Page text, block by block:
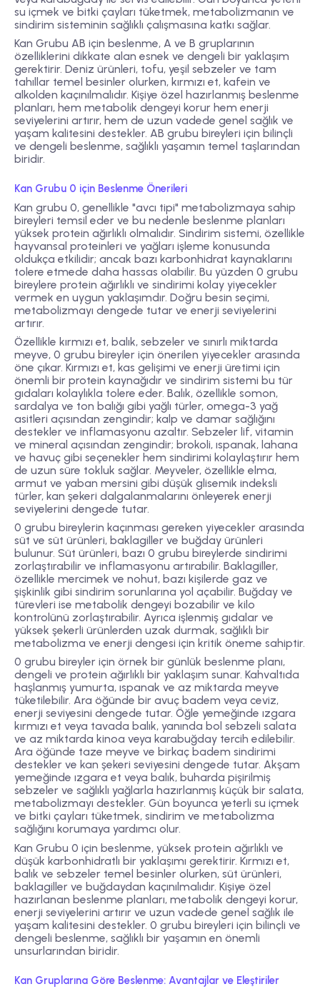
su içmek ve bitki çayları tüketmek, metabolizmanın ve
sindirim sisteminin sağlıklı çalışmasına katkı sağlar.
Kan Grubu AB için beslenme, A ve B gruplarının
özelliklerini dikkate alan esnek ve dengeli bir yaklaşım
gerektirir. Deniz ürünleri, tofu, yeşil sebzeler ve tam
tahıllar temel besinler olurken, kırmızı et, kafein ve
alkolden kaçınılmalıdır. Kişiye özel hazırlanmış beslenme
planları, hem metabolik dengeyi korur hem enerji
seviyelerini artırır, hem de uzun vadede genel sağlık ve
yaşam kalitesini destekler. AB grubu bireyleri için bilinçli
ve dengeli beslenme, sağlıklı yaşamın temel taşlarından
biridir.
Kan Grubu 0 için Beslenme Önerileri
Kan grubu 0, genellikle "avcı tipi" metabolizmaya sahip
bireyleri temsil eder ve bu nedenle beslenme planları
yüksek protein ağırlıklı olmalıdır. Sindirim sistemi, özellikle
hayvansal proteinleri ve yağları işleme konusunda
oldukça etkilidir; ancak bazı karbonhidrat kaynaklarını
tolere etmede daha hassas olabilir. Bu yüzden 0 grubu
bireylere protein ağırlıklı ve sindirimi kolay yiyecekler
vermek en uygun yaklaşımdır. Doğru besin seçimi,
metabolizmayı dengede tutar ve enerji seviyelerini
artırır.
Özellikle kırmızı et, balık, sebzeler ve sınırlı miktarda
meyve, 0 grubu bireyler için önerilen yiyecekler arasında
öne çıkar. Kırmızı et, kas gelişimi ve enerji üretimi için
önemli bir protein kaynağıdır ve sindirim sistemi bu tür
gıdaları kolaylıkla tolere eder. Balık, özellikle somon,
sardalya ve ton balığı gibi yağlı türler, omega-3 yağ
asitleri açısından zengindir; kalp ve damar sağlığını
destekler ve inflamasyonu azaltır. Sebzeler lif, vitamin
ve mineral açısından zengindir; brokoli, ıspanak, lahana
ve havuç gibi seçenekler hem sindirimi kolaylaştırır hem
de uzun süre tokluk sağlar. Meyveler, özellikle elma,
armut ve yaban mersini gibi düşük glisemik indeksli
türler, kan şekeri dalgalanmalarını önleyerek enerji
seviyelerini dengede tutar.
0 grubu bireylerin kaçınması gereken yiyecekler arasında
süt ve süt ürünleri, baklagiller ve buğday ürünleri
bulunur. Süt ürünleri, bazı 0 grubu bireylerde sindirimi
zorlaştırabilir ve inflamasyonu artırabilir. Baklagiller,
özellikle mercimek ve nohut, bazı kişilerde gaz ve
şişkinlik gibi sindirim sorunlarına yol açabilir. Buğday ve
türevleri ise metabolik dengeyi bozabilir ve kilo
kontrolünü zorlaştırabilir. Ayrıca işlenmiş gıdalar ve
yüksek şekerli ürünlerden uzak durmak, sağlıklı bir
metabolizma ve enerji dengesi için kritik öneme sahiptir.
0 grubu bireyler için örnek bir günlük beslenme planı,
dengeli ve protein ağırlıklı bir yaklaşım sunar. Kahvaltıda
haşlanmış yumurta, ıspanak ve az miktarda meyve
tüketilebilir. Ara öğünde bir avuç badem veya ceviz,
enerji seviyesini dengede tutar. Öğle yemeğinde ızgara
kırmızı et veya tavada balık, yanında bol sebzeli salata
ve az miktarda kinoa veya karabuğday tercih edilebilir.
Ara öğünde taze meyve ve birkaç badem sindirimi
destekler ve kan şekeri seviyesini dengede tutar. Akşam
yemeğinde ızgara et veya balık, buharda pişirilmiş
sebzeler ve sağlıklı yağlarla hazırlanmış küçük bir salata,
metabolizmayı destekler. Gün boyunca yeterli su içmek
ve bitki çayları tüketmek, sindirim ve metabolizma
sağlığını korumaya yardımcı olur.
Kan Grubu 0 için beslenme, yüksek protein ağırlıklı ve
düşük karbonhidratlı bir yaklaşımı gerektirir. Kırmızı et,
balık ve sebzeler temel besinler olurken, süt ürünleri,
baklagiller ve buğdaydan kaçınılmalıdır. Kişiye özel
hazırlanan beslenme planları, metabolik dengeyi korur,
enerji seviyelerini artırır ve uzun vadede genel sağlık ile
yaşam kalitesini destekler. 0 grubu bireyleri için bilinçli ve
dengeli beslenme, sağlıklı bir yaşamın en önemli
unsurlarından biridir.
Kan Gruplarına Göre Beslenme: Avantajlar ve Eleştiriler